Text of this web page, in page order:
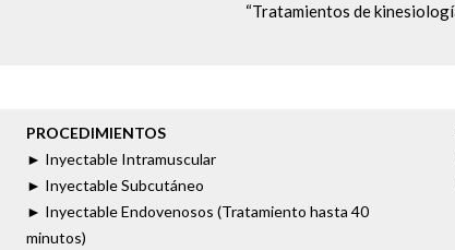
“Tratamientos de
PROCEDIMIENTOS
► Inyectable Intramuscular
► Inyectable Subcutáneo
► Inyectable Endovenosos (Tratamiento hasta 40
minutos)